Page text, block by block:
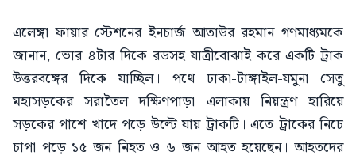
এলেঙ্গা ফায়ার স্টেশনের ইনচার্জ আতাউর রহমান গণমাধ্যমকে
জানান, ভোর ৪টার দিকে রডসহ যাত্রীবোঝাই করে একটি ট্রাক
উত্তরবঙ্গের দিকে যাচ্ছিল। পথে ঢাকা-টাঙ্গাইল-যমুনা সেতু
মহাসড়কের সরাতৈল দক্ষিণপাড়া এলাকায় নিয়ন্ত্রণ হারিয়ে
সড়কের পাশে খাদে পড়ে উল্টে যায় ট্রাকটি। এতে ট্রাকের নিচে
চাপা পড়ে ১৫ জন নিহত ও ৬ জন আহত হয়েছেন। আহতদের